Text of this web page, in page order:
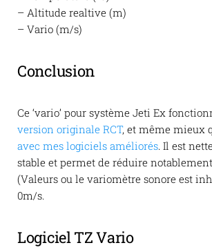
– Altitude realtive (m)
– Vario (m/s)
Conclusion
Ce ‘vario’ pour système Jeti Ex
version originale RCT, et même mieux
avec mes logiciels améliorés. Il est
stable et permet de réduire
(Valeurs ou le variomètre sonore est
0m/s.
Logiciel TZ Vario